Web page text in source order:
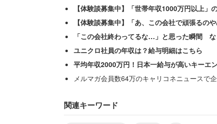
突然の出来事に、女性は唖然としたこ
電車に乗り込み、一番前のドア側に居
電車が時間調整で1分以上停車したため
を乱したくないので睨みつけるに留めま
わない様にしてました」
【体験談募集中】「世帯年収1000万円以上」
【体験談募集中】「あ、この会社で頑張るの
「この会社終わってるな…」と思った瞬間
ユニクロ社員の年収は？給与明細はこちら
平均年収2000万円！日本一給与が高いキーエ
メルマガ会員数64万のキャリコネニュースで
関連キーワード